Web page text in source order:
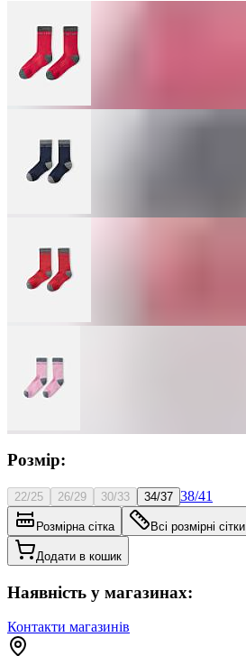
Розмір:
22/25 26/29 30/33 34/37 38/41
Розмірна сітка Всі розмірні сітки
Додати в кошик
Наявність у магазинах:
Контакти магазинів